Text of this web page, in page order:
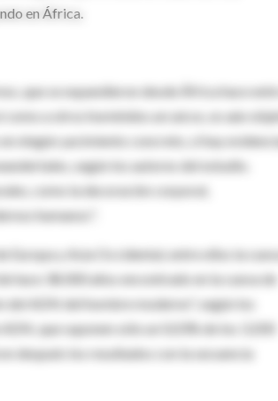
en África.
que se expandieron desde África hace
como a otros homínidos arcaicos, es aún
ningún yacimiento concreto, sí hay
según los autores del estudio.
como la decoración corporal,
humanos".
Europa y Asia Occidental, entre ellos la
hace 38.000 años encontrado en la cueva de
ADN del hombre moderno", según los
que suponen sólo un 0,03% de los 3.200
después los resultados con la secuencia